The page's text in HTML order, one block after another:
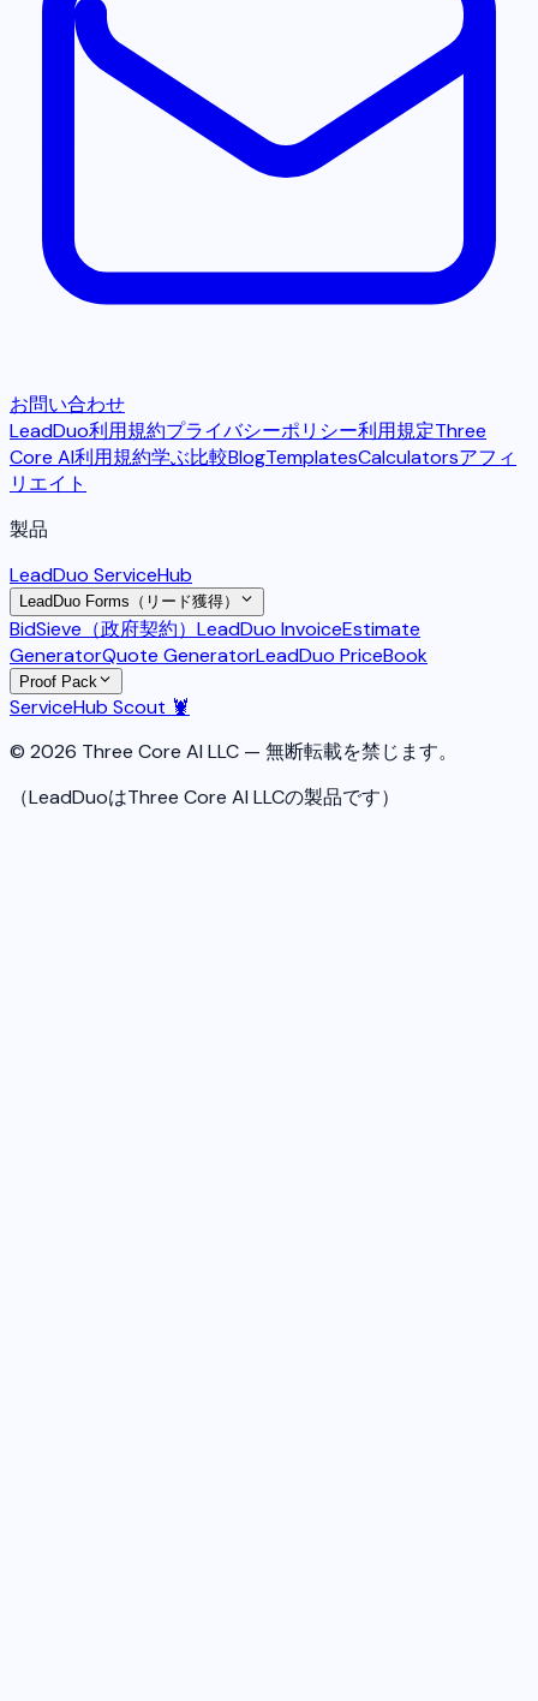
お問い合わせ
LeadDuo利用規約プライバシーポリシー利用規定Three
Core AI利用規約学ぶ比較BlogTemplatesCalculatorsアフィ
リエイト
製品
LeadDuo ServiceHub
LeadDuo Forms（リード獲得）
BidSieve（政府契約） LeadDuo InvoiceEstimate
GeneratorQuote GeneratorLeadDuo PriceBook
Proof Pack
ServiceHub Scout 🦞
© 2026 Three Core AI LLC — 無断転載を禁じます。
（LeadDuoはThree Core AI LLCの製品です）